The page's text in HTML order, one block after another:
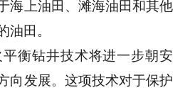
海上油田、滩海油田和其他
油田。
衡钻井技术将进一步朝安
向发展。这项技术对于保护